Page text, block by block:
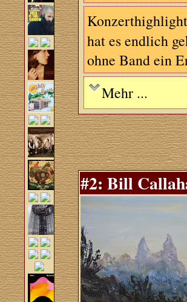
hat es endlich
ohne Band ein
Mehr ...
#2: Bill